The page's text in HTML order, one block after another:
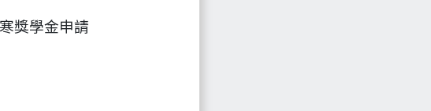
獎學金申請